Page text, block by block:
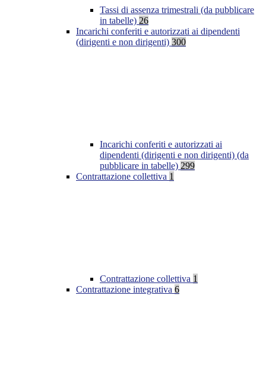
Tassi di assenza trimestrali (da pubblicare
in tabelle) 26
Incarichi conferiti e autorizzati ai dipendenti
(dirigenti e non dirigenti) 300
Incarichi conferiti e autorizzati ai
dipendenti (dirigenti e non dirigenti) (da
pubblicare in tabelle) 299
Contrattazione collettiva 1
Contrattazione collettiva 1
Contrattazione integrativa 6